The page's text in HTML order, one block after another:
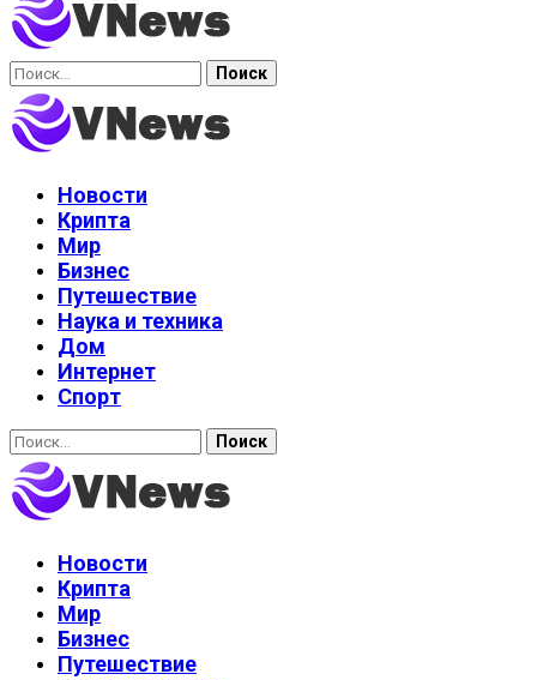
Найти:
Новости
Крипта
Мир
Бизнес
Путешествие
Наука и техника
Дом
Интернет
Спорт
Найти:
Новости
Крипта
Мир
Бизнес
Путешествие